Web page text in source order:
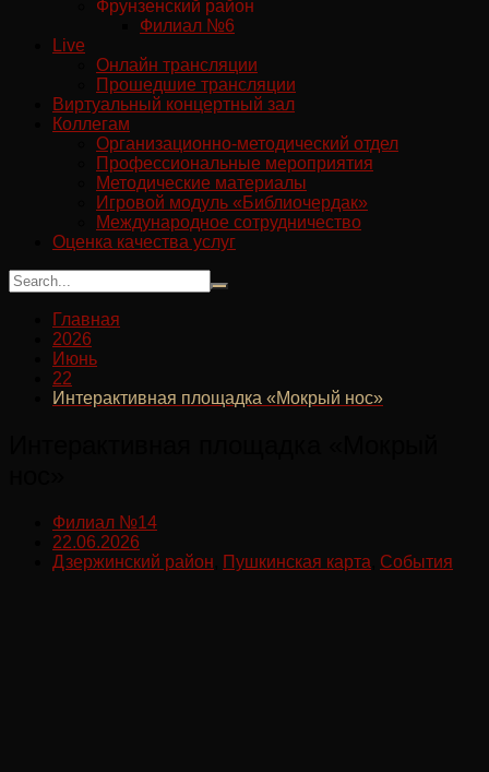
Фрунзенский район
Филиал №6
Live
Онлайн трансляции
Прошедшие трансляции
Виртуальный концертный зал
Коллегам
Организационно-методический отдел
Профессиональные мероприятия
Методические материалы
Игровой модуль «Библиочердак»
Международное сотрудничество
Оценка качества услуг
Главная
2026
Июнь
22
Интерактивная площадка «Мокрый нос»
Филиал №14
22.06.2026
Дзержинский район
Пушкинская карта События